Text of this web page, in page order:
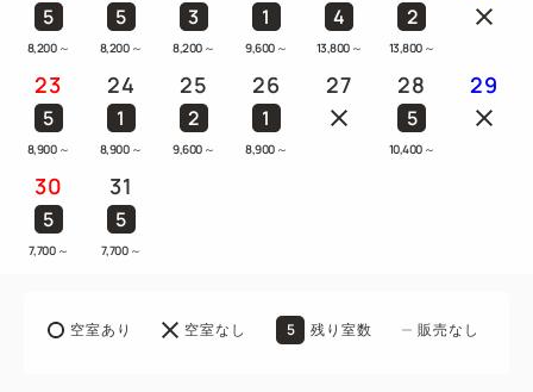
5
8,200 ～
5
8,200 ～
3
8,200 ～
1
9,600 ～
4
13,800 ～
2
13,800 ～
23
5
8,900 ～
24
1
8,900 ～
25
2
9,600 ～
26
1
8,900 ～
27 28
5
10,400 ～
29
30
5
7,700 ～
31
5
7,700 ～
空室あり 空室なし 5 残り室数 販売なし